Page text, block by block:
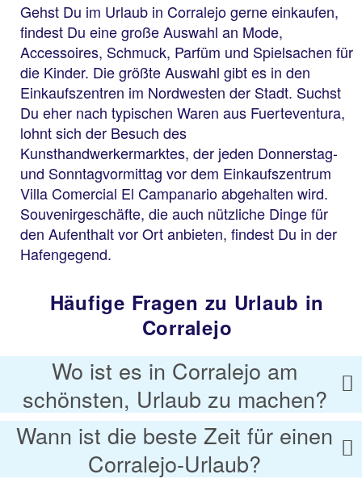
Gehst Du im Urlaub in Corralejo gerne einkaufen,
findest Du eine große Auswahl an Mode,
Accessoires, Schmuck, Parfüm und Spielsachen für
die Kinder. Die größte Auswahl gibt es in den
Einkaufszentren im Nordwesten der Stadt. Suchst
Du eher nach typischen Waren aus Fuerteventura,
lohnt sich der Besuch des
Kunsthandwerkermarktes, der jeden Donnerstag-
und Sonntagvormittag vor dem Einkaufszentrum
Villa Comercial El Campanario abgehalten wird.
Souvenirgeschäfte, die auch nützliche Dinge für
den Aufenthalt vor Ort anbieten, findest Du in der
Hafengegend.
Häufige Fragen zu Urlaub in
Corralejo
Wo ist es in Corralejo am
schönsten, Urlaub zu machen?
Wann ist die beste Zeit für einen
Corralejo-Urlaub?